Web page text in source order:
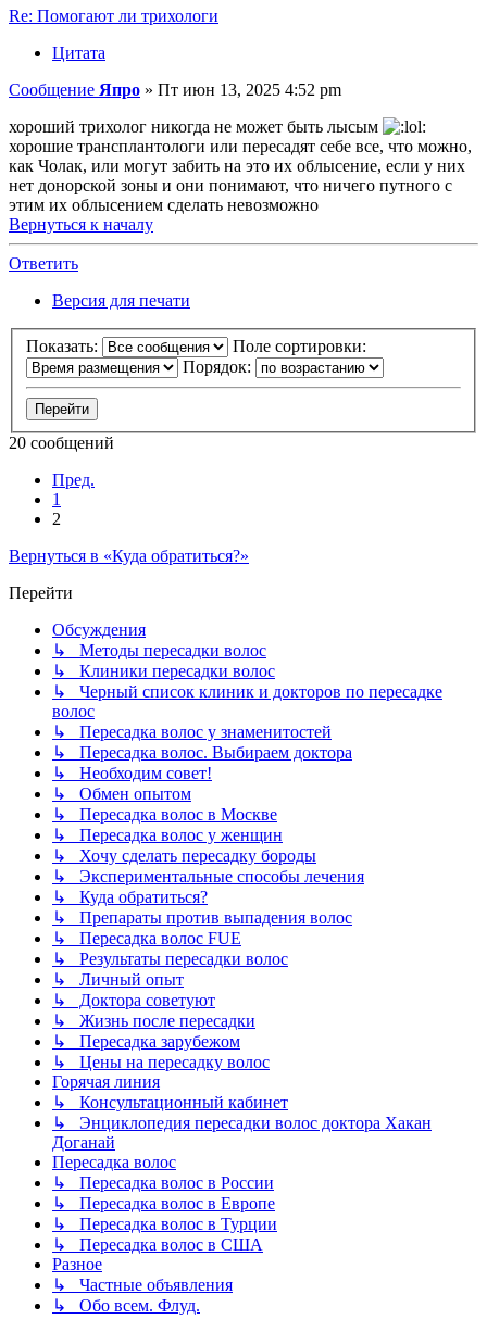
Re: Помогают ли трихологи
Цитата
Сообщение Япро » Пт июн 13, 2025 4:52 pm
хороший трихолог никогда не может быть лысым
хорошие трансплантологи или пересадят себе все, что можно,
как Чолак, или могут забить на это их облысение, если у них
нет донорской зоны и они понимают, что ничего путного с
этим их облысением сделать невозможно
Вернуться к началу
Ответить
Версия для печати
Показать:
Поле сортировки:
Порядок:
20 сообщений
Пред.
1
2
Вернуться в «Куда обратиться?»
Перейти
Обсуждения
↳ Методы пересадки волос
↳ Клиники пересадки волос
↳ Черный список клиник и докторов по пересадке
волос
↳ Пересадка волос у знаменитостей
↳ Пересадка волос. Выбираем доктора
↳ Необходим совет!
↳ Обмен опытом
↳ Пересадка волос в Москве
↳ Пересадка волос у женщин
↳ Хочу сделать пересадку бороды
↳ Экспериментальные способы лечения
↳ Куда обратиться?
↳ Препараты против выпадения волос
↳ Пересадка волос FUE
↳ Результаты пересадки волос
↳ Личный опыт
↳ Доктора советуют
↳ Жизнь после пересадки
↳ Пересадка зарубежом
↳ Цены на пересадку волос
Горячая линия
↳ Консультационный кабинет
↳ Энциклопедия пересадки волос доктора Хакан
Доганай
Пересадка волос
↳ Пересадка волос в России
↳ Пересадка волос в Европе
↳ Пересадка волос в Турции
↳ Пересадка волос в США
Разное
↳ Частные объявления
↳ Обо всем. Флуд.